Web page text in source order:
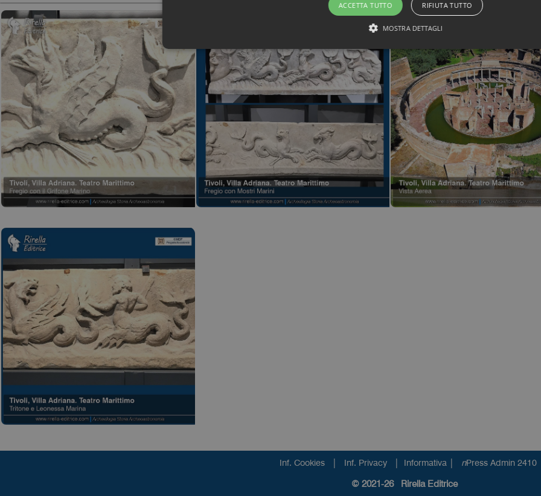
Inf. Cookies | Inf. Privacy | Informativa | nPress Admin 2410
© 2021-26 Rirella Editrice
ACCETTA TUTTO RIFIUTA TUTTO
MOSTRA DETTAGLI